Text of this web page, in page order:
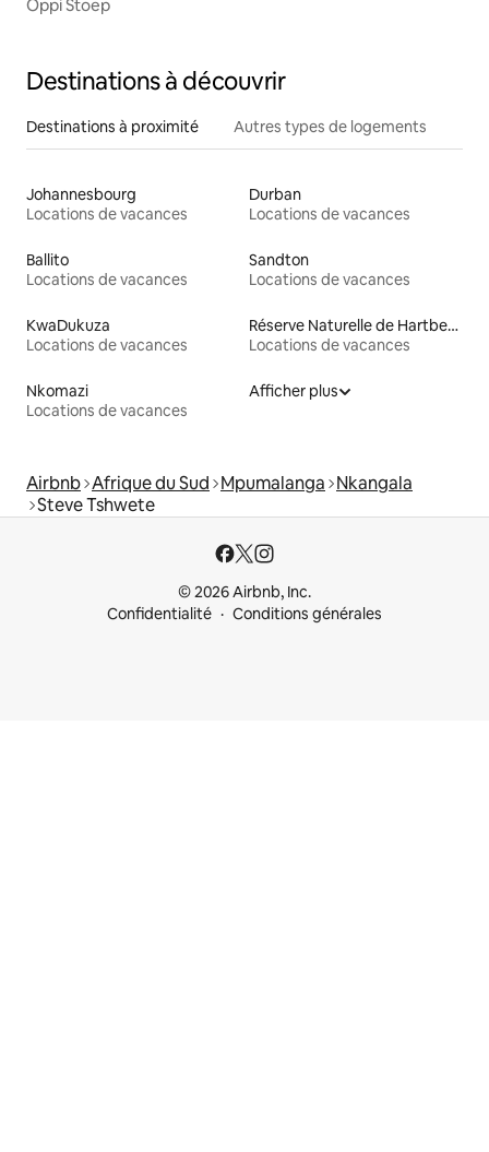
Oppi Stoep
Destinations à découvrir
Destinations à proximité Autres types de logements
Johannesbourg
Locations de vacances
Durban
Locations de vacances
Ballito
Locations de vacances
Sandton
Locations de vacances
KwaDukuza
Locations de vacances
Réserve Naturelle de Hartbeespoort
Locations de vacances
Nkomazi
Locations de vacances
Afficher plus
Airbnb Afrique du Sud Mpumalanga Nkangala
Steve Tshwete
© 2026 Airbnb, Inc.
Confidentialité
Conditions générales